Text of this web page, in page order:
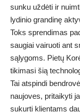
sunku uždėti ir
lydinio grandinę
Toks sprendimas
saugiai vairuoti ant
sąlygoms. Pietų
tikimasi šią
Tai atspindi
naujoves, pritaikyti
sukurti klientams